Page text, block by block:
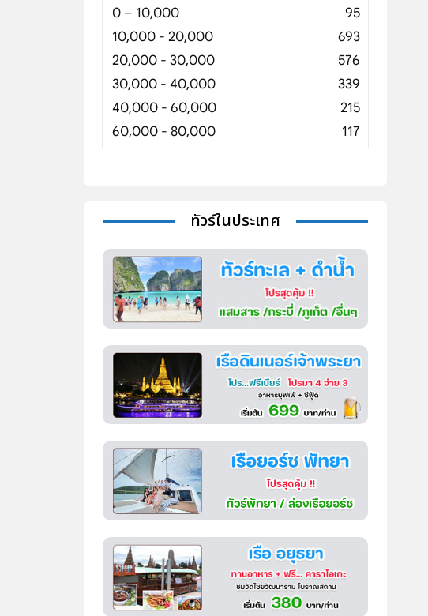
0 – 10,000
95
10,000 - 20,000
693
20,000 - 30,000
576
30,000 - 40,000
339
40,000 - 60,000
215
60,000 - 80,000
117
ทัวร์ในประเทศ